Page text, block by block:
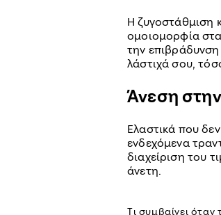
Η ζυγοστάθμιση
ομοιομορφία
την
λάστιχά σου,
Άνεση
Ελαστικά που
ενδεχόμενα
διαχείριση του
άνετη.
Τι συμβαίνει